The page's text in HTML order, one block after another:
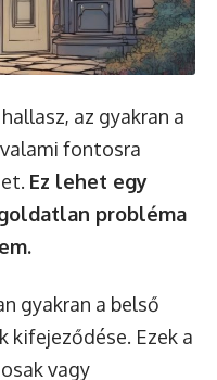
az gyakran a
fontosra
Ez lehet egy
probléma
gyakran a belső
Ezek a
vagy